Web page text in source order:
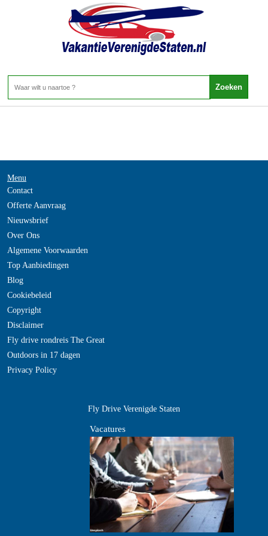
Verenigde-Staten - Alaska
Home>
Menu
Contact
Offerte Aanvraag
Nieuwsbrief
Over Ons
Algemene Voorwaarden
Top Aanbiedingen
Blog
Cookiebeleid
Copyright
Disclaimer
Fly drive rondreis The Great
Outdoors in 17 dagen
Privacy Policy
Fly Drive Verenigde Staten
Vacatures